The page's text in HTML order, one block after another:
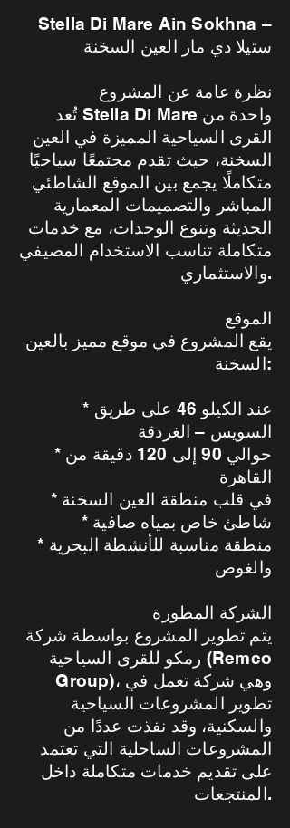
Stella Di Mare Ain Sokhna –
ستيلا دي مار العين السخنة
نظرة عامة عن المشروع
تُعد Stella Di Mare واحدة من
القرى السياحية المميزة في العين
السخنة، حيث تقدم مجتمعًا سياحيًا
متكاملًا يجمع بين الموقع الشاطئي
المباشر والتصميمات المعمارية
الحديثة وتنوع الوحدات، مع خدمات
متكاملة تناسب الاستخدام المصيفي
والاستثماري.
الموقع
يقع المشروع في موقع مميز بالعين
السخنة:
* عند الكيلو 46 على طريق
السويس – الغردقة
* حوالي 90 إلى 120 دقيقة من
القاهرة
* في قلب منطقة العين السخنة
* شاطئ خاص بمياه صافية
* منطقة مناسبة للأنشطة البحرية
والغوص
الشركة المطورة
يتم تطوير المشروع بواسطة شركة
رمكو للقرى السياحية (Remco
Group)، وهي شركة تعمل في
تطوير المشروعات السياحية
والسكنية، وقد نفذت عددًا من
المشروعات الساحلية التي تعتمد
على تقديم خدمات متكاملة داخل
المنتجعات.